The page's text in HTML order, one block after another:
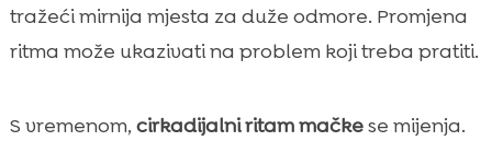
tražeći mirnija mjesta za duže odmore. Promjena
ritma može ukazivati na problem koji treba pratiti.
S vremenom, cirkadijalni ritam mačkese mijenja.